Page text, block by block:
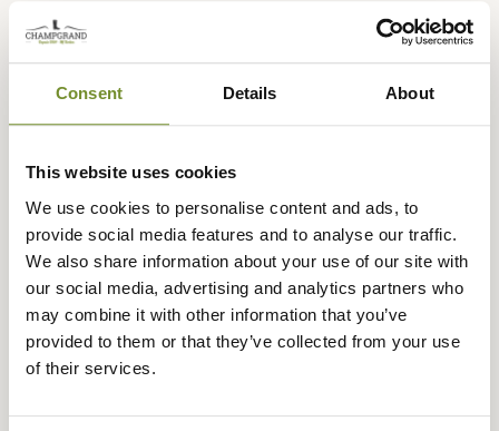
Consent Details About
This website uses cookies
We use cookies to personalise content and ads, to
provide social media features and to analyse our traffic.
We also share information about your use of our site with
our social media, advertising and analytics partners who
may combine it with other information that you’ve
provided to them or that they’ve collected from your use
of their services.
Expédié dans
la journée
Échange ou
retour sous
Paiement
sécurisé
Paiement en
3 fois dès 100
Description
Barbour vous propose cette élégante casquette Darwen
en coton huilé au célèbre motif tartan.
Idéale et utile pour vos sorties en extérieur, cette
grâce à son tissu en coton huilé.